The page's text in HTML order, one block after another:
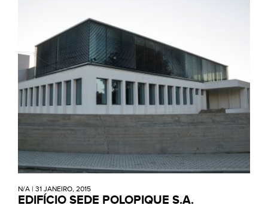
N/A | 31 JANEIRO, 2015
EDIFÍCIO SEDE POLOPIQUE S.A.